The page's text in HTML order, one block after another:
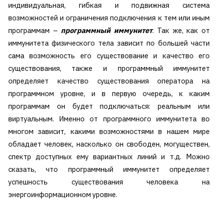
индивидуальная, гибкая и подвижная система
возможностей и ограничения подключения к тем или иным
программам – программный иммунитет. Так же, как от
иммунитета физического тела зависит по большей части
сама возможность его существование и качество его
существования, также и программный иммунитет
определяет качество существования оператора на
программном уровне, и в первую очередь, к каким
программам он будет подключаться: реальным или
виртуальным. Именно от программного иммунитета во
многом зависит, какими возможностями в нашем мире
обладает человек, насколько он свободен, могуществен,
спектр доступных ему вариантных линий и т.д. Можно
сказать, что программный иммунитет определяет
успешность существования человека на
энергоинформационном уровне.